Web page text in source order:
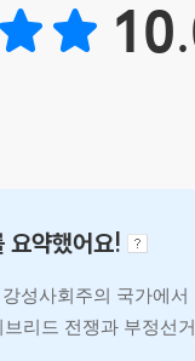
로가 남긴 교훈」 중에
과 숨겨진 실체」 중에
잡았을 때, 베네수엘
라가 되기까지 20년
요약했어요!
성사회주의 국가에
리드 전쟁과 부정선